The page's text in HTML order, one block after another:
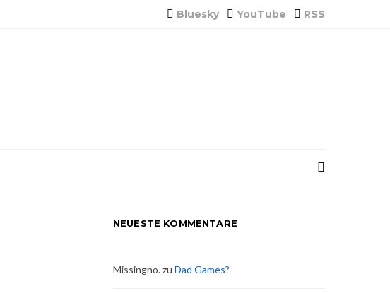
Bluesky YouTube RSS
NEUESTE KOMMENTARE
Missingno.zu Dad Games?